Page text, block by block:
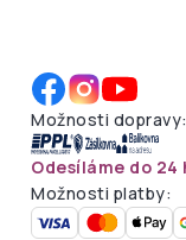
Možnosti dopravy:
Odesíláme do 24
Možnosti platby: